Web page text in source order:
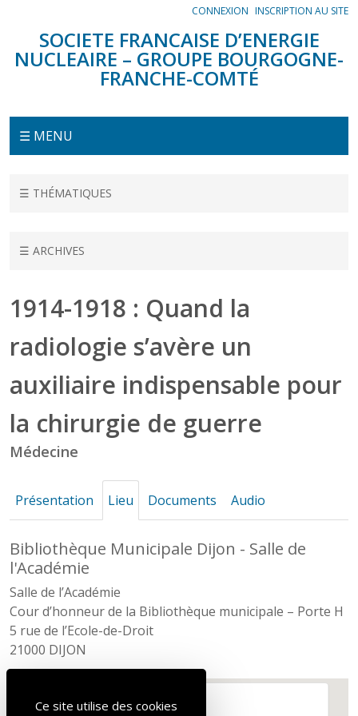
CONNEXION INSCRIPTION AU SITE
SOCIETE FRANCAISE D’ENERGIE
NUCLEAIRE – GROUPE BOURGOGNE-
FRANCHE-COMTÉ
Menu
☰ MENU
s’avère un
auxiliaire
indispensable
pour la
chirurgie de
guerre
☰ THÉMATIQUES
☰ ARCHIVES
1914-1918 : Quand la
radiologie s’avère un
auxiliaire indispensable pour
la chirurgie de guerre
Médecine
Présentation Lieu Documents Audio
Bibliothèque Municipale Dijon - Salle de
l'Académie
Salle de l’Académie
Cour d’honneur de la Bibliothèque municipale – Porte H
5 rue de l’Ecole-de-Droit
21000 DIJON
Ce site utilise des cookies